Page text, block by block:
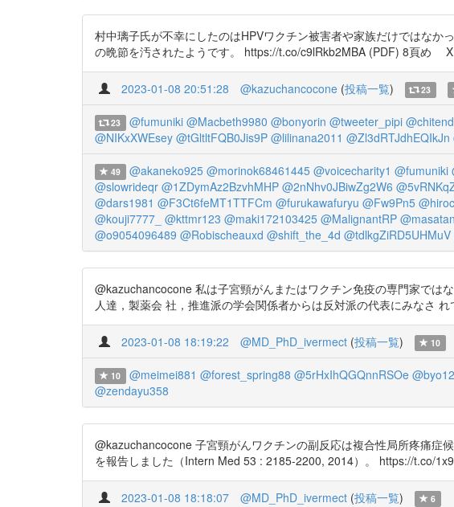
村中璃子氏が不幸にしたのはHPVワクチン被害者や家族だけではな
の晩節を汚されたようです。 https://t.co/c9lRkb2MBA (PDF) 8頁め
2023-01-08 20:51:28 @kazuchancocone (投稿一覧) 23
23 @fumuniki @Macbeth9980 @bonyorin @tweeter_pipi
@NIKxXWEsey @tGltltFQB0Jis9P @lilinana2011 @Zl3dRTJdhEQIkJn
49 @akaneko925 @morinok68461445 @voicecharity1 @fumuniki
@slowrideqr @1ZDymAz2BzvhMHP @2nNhv0JBiwZg2W6
@dars1981 @F3Ct6feMT1TTFCm @furukawafuryu @Fw9Pn5
@kouji7777_ @kttmr123 @maki172103425 @MalignantRP
@o9054096489 @Robischeauxd @shift_the_4d @tdlkgZiRD5UHMuV
@kazuchancocone 私は子宮頸がんまたはワクチン免疫の専門家では
人達，製薬会 社，推進派の学会関係者からは反対派の代表にみなさ
2023-01-08 18:19:22 @MD_PhD_ivermect (投稿一覧) 10
10 @meimei881 @forest_spring88 @5rHxIhQGQnnRSOe
@zendayu358
@kazuchancocone 子宮頸がんワクチンの副反応は複合性局所疼痛症
を報告しました（Intern Med 53 : 2185-2200, 2014）。 https://t.co/
2023-01-08 18:18:07 @MD_PhD_ivermect (投稿一覧) 6